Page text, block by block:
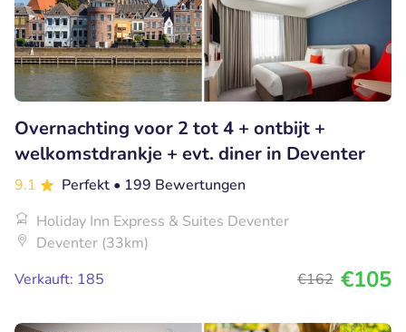
Overnachting voor 2 tot 4 + ontbijt +
welkomstdrankje + evt. diner in Deventer
9.1 Perfekt • 199 Bewertungen
Holiday Inn Express & Suites Deventer
Deventer (33km)
Verkauft: 185
€162 €105